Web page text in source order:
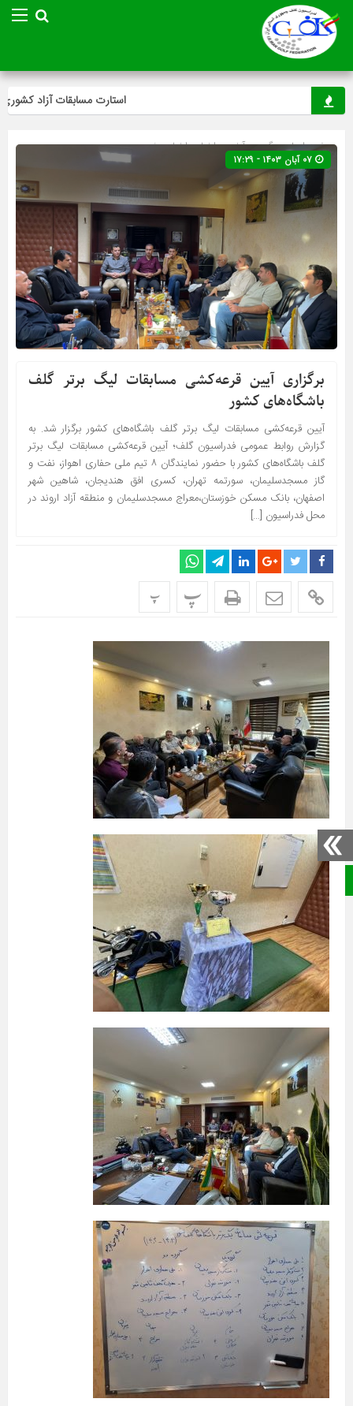
صفحه نخست
استارت مسابقات آزاد کشوری
صفحه اصلی» گروه »آخرین اخبار»اخبار ویژه
برگزاری آیین قرعه‌کشی مسابقات لیگ برتر گلف
باشگاه‌های کشور
آیین قرعه‌کشی مسابقات لیگ برتر گلف باشگاه‌های کشور برگزار شد. به
گزارش روابط عمومی فدراسیون گلف؛ آیین قرعه‌کشی مسابقات لیگ برتر
گلف باشگاه‌های کشور با حضور نمایندگان ۸ تیم ملی حفاری اهواز، نفت و
گاز مسجدسلیمان، سورتمه تهران، کسری افق هندیجان، شاهین شهر
اصفهان، بانک مسکن خوزستان،معراج مسجدسلیمان و منطقه آزاد اروند در
محل فدراسیون […]
پ پ